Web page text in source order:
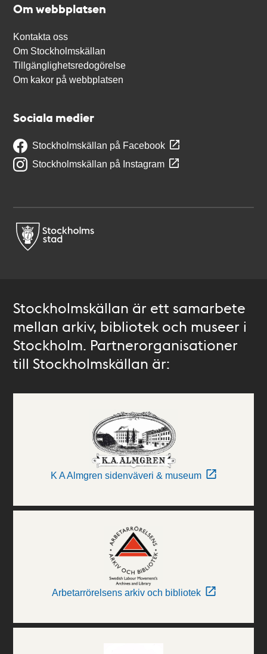
Om webbplatsen
Kontakta oss
Om Stockholmskällan
Tillgänglighetsredogörelse
Om kakor på webbplatsen
Sociala medier
Stockholmskällan på Facebook
Stockholmskällan på Instagram
Stockholmskällan är ett samarbete
mellan arkiv, bibliotek och museer i
Stockholm. Partnerorganisationer
till Stockholmskällan är:
K A Almgren sidenväveri & museum
Arbetarrörelsens arkiv och bibliotek